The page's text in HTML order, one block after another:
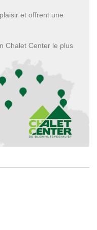
et offrent une
Chalet Center le plus